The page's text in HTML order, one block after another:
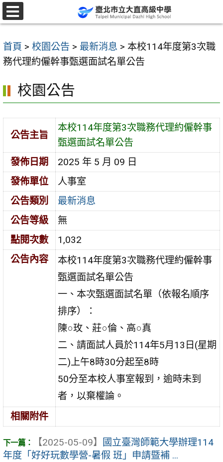
跳
至
要
內
區
首頁 > 校園公告 > 最新消息 > 本校114年度第3次職
務代理約僱幹事甄選面試名單公告
校園公告
公告主旨
本校114年度第3次職務代理約僱幹事
甄選面試名單公告
發佈日期
2025 年 5 月 09 日
發佈單位
人事室
公告類別
最新消息
公告等級
無
點閱次數
1,032
公告內容
本校114年度第3次職務代理約僱幹事
甄選面試名單公告
一、本次甄選面試名單（依報名順序
排序）：
陳○玫、莊○倫、高○真
二、請面試人員於114年5月13日(星期
二)上午8時30分起至8時
50分至本校人事室報到，逾時未到
者，以棄權論。
相關附件
【2025-05-09】
國立臺灣師範大學辦理114
年度「好好玩數學營-暑假 班」申請暨補 ...
選
單